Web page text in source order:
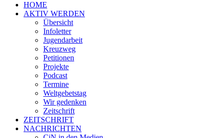
HOME
AKTIV WERDEN
Übersicht
Infoletter
Jugendarbeit
Kreuzweg
Petitionen
Projekte
Podcast
Termine
Weltgebetstag
Wir gedenken
Zeitschrift
ZEITSCHRIFT
NACHRICHTEN